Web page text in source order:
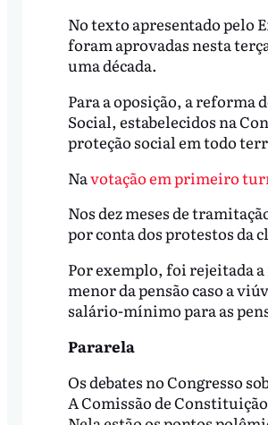
No texto apresentado pelo
foram aprovadas nesta
uma década.
Para a oposição, a reforma
Social, estabelecidos na
proteção social em todo
Navotação em primeiro
Nos dez meses de
por conta dos protestos da
Por exemplo, foi rejeitada a
menor da pensão caso a
salário-mínimo para as
Pararela
Os debates no Congresso
A Comissão de Constituição